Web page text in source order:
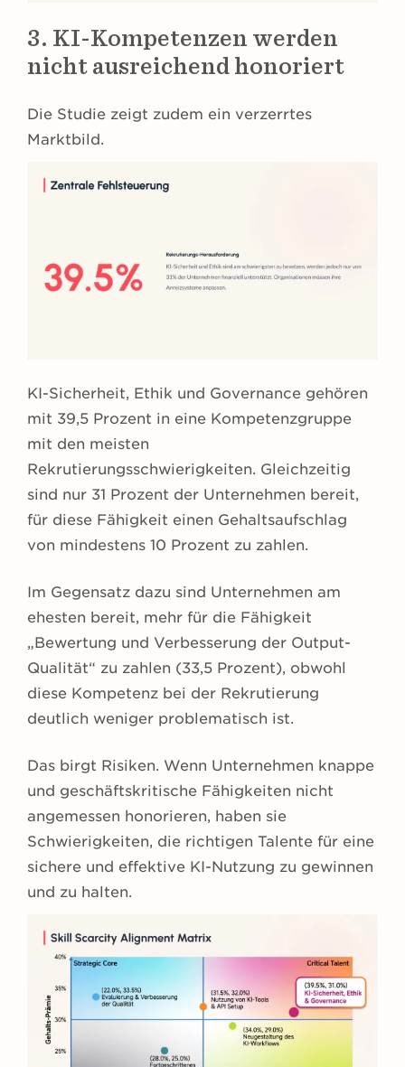
3. KI-Kompetenzen werden
nicht ausreichend honoriert
Die Studie zeigt zudem ein verzerrtes
Marktbild.
KI-Sicherheit, Ethik und Governance gehören
mit 39,5 Prozent in eine Kompetenzgruppe
mit den meisten
Rekrutierungsschwierigkeiten. Gleichzeitig
sind nur 31 Prozent der Unternehmen bereit,
für diese Fähigkeit einen Gehaltsaufschlag
von mindestens 10 Prozent zu zahlen.
Im Gegensatz dazu sind Unternehmen am
ehesten bereit, mehr für die Fähigkeit
„Bewertung und Verbesserung der Output-
Qualität“ zu zahlen (33,5 Prozent), obwohl
diese Kompetenz bei der Rekrutierung
deutlich weniger problematisch ist.
Das birgt Risiken. Wenn Unternehmen knappe
und geschäftskritische Fähigkeiten nicht
angemessen honorieren, haben sie
Schwierigkeiten, die richtigen Talente für eine
sichere und effektive KI-Nutzung zu gewinnen
und zu halten.